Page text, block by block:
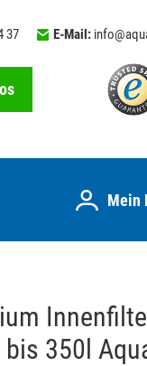
37 E-Mail:
350l